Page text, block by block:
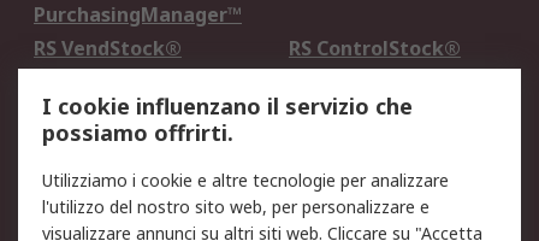
PurchasingManager™
RS VendStock®
RS ControlStock®
Legale
Informativa Cookie
Informativa Privacy -
Aggiornata
I cookie influenzano il servizio che
possiamo offrirti.
Utilizziamo i cookie e altre tecnologie per analizzare
l'utilizzo del nostro sito web, per personalizzare e
visualizzare annunci su altri siti web. Cliccare su "Accetta